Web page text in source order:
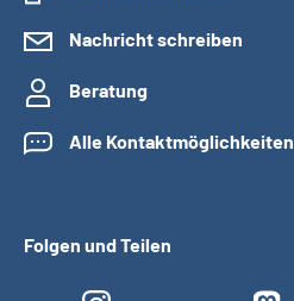
Nachricht schreiben
Beratung
Alle Kontaktmöglichkeiten
Folgen und Teilen